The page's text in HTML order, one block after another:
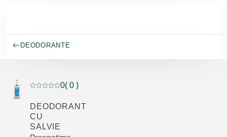
DEODORANTE
Evaluare curentă: 0 din 5 stele evaluat de 0 clienți
0( 0 )
DEODORANT
CU
SALVIE